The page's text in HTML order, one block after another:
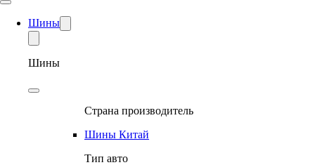
Шины
Шины
Страна производитель
Шины Китай
Тип авто